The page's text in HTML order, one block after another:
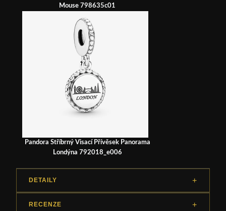
Mouse 798635c01
Pandora Stříbrný Visací Přívěsek Panorama
Londýna 792018_e006
DETAILY
RECENZE